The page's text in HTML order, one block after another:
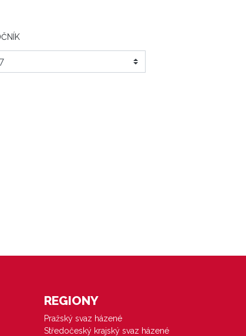
REGIONY
Pražský svaz házené
Středočeský krajský svaz házené